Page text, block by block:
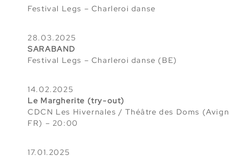
Festival Legs – Charleroi danse
28.03.2025
SARABAND
Festival Legs – Charleroi danse (BE)
14.02.2025
Le Margherite (try-out)
CDCN Les Hivernales / Théâtre des Doms
FR) – 20:00
17.01.2025